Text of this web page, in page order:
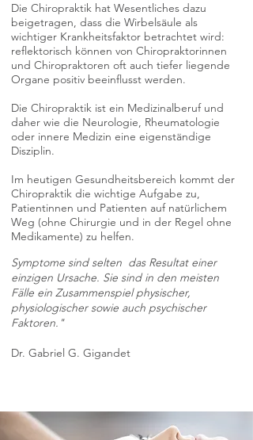
Die Chiropraktik hat Wesentliches dazu
beigetragen, dass die Wirbelsäule als
wichtiger Krankheitsfaktor betrachtet wird:
reflektorisch können von Chiropraktorinnen
und Chiropraktoren oft auch tiefer liegende
Organe positiv beeinflusst werden.
Die Chiropraktik ist ein Medizinalberuf und
daher wie die Neurologie, Rheumatologie
oder innere Medizin eine eigenständige
Disziplin.
Im heutigen Gesundheitsbereich kommt der
Chiropraktik die wichtige Aufgabe zu,
Patientinnen und Patienten auf natürlichem
Weg (ohne Chirurgie und in der Regel ohne
Medikamente) zu helfen.
Symptome sind selten das Resultat einer
einzigen Ursache. Sie sind in den meisten
Fälle ein Zusammenspiel physischer,
physiologischer sowie auch psychischer
Faktoren."
Dr. Gabriel G. Gigandet